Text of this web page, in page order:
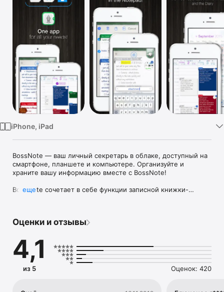
iPhone, iPad
BossNote — ваш личный секретарь в облаке, доступный на
смартфоне, планшете и компьютере. Организуйте и
храните вашу информацию вместе с BossNote!
BossNote сочетает в себе функции записной книжки-
BossNote позволяет создавать записи, устанавливать
зарисовки, диктофонные записи и местоположения, с
легкостью находить нужную информацию где бы вы ни
были независимо от наличия интернета.
еще
Оценки и отзывы
4,1
из 5 Оценок: 420